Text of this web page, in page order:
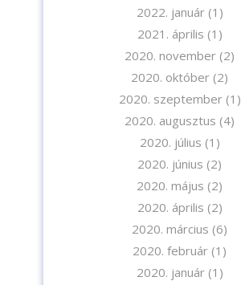
2022. január(1)
2021. április (1)
2020. november (2)
2020. október (2)
2020. szeptember(1)
2020. augusztus (4)
2020. július (1)
2020. június (2)
2020. május (2)
2020. április (2)
2020. március (6)
2020. február (1)
2020. január(1)